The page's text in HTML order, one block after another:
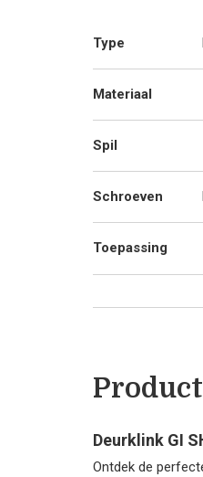
Type
Materiaal
Spil
Schroeven
Toepassing
Deurklink GI
Ontdek de